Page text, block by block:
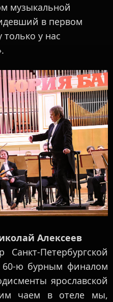
музыкальной
в первом
только у нас
Алексеев
Петербургской
ю бурным финалом
ярославской
чаем в отеле мы,